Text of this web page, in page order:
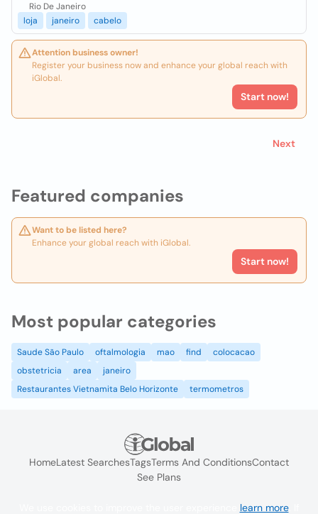
Featured companies
Want to be listed here?
Enhance your global reach with iGlobal.
Start now!
Rio De Janeiro
loja
janeiro cabelo
Attention business owner!
Register your business now and enhance your global reach with
iGlobal.
Start now!
Next
Most popular categories
Saude São Paulo oftalmologia mao find
colocacao
obstetricia
area
janeiro
Restaurantes Vietnamita Belo Horizonte
termometros
HomeLatest SearchesTagsTerms And ConditionsContact
See Plans
learn more. If